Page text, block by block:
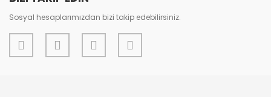
Gönder
Sosyal hesaplarımızdan bizi takip edebilirsiniz.